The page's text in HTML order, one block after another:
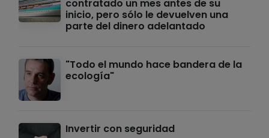
contratado un mes antes de su
inicio, pero sólo le devuelven una
parte del dinero adelantado
"Todo el mundo hace bandera de la
ecología"
Invertir con seguridad